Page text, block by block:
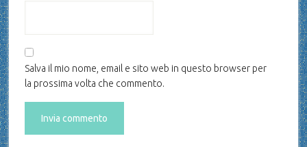
Salva il mio nome, email e sito web in questo browser per
la prossima volta che commento.